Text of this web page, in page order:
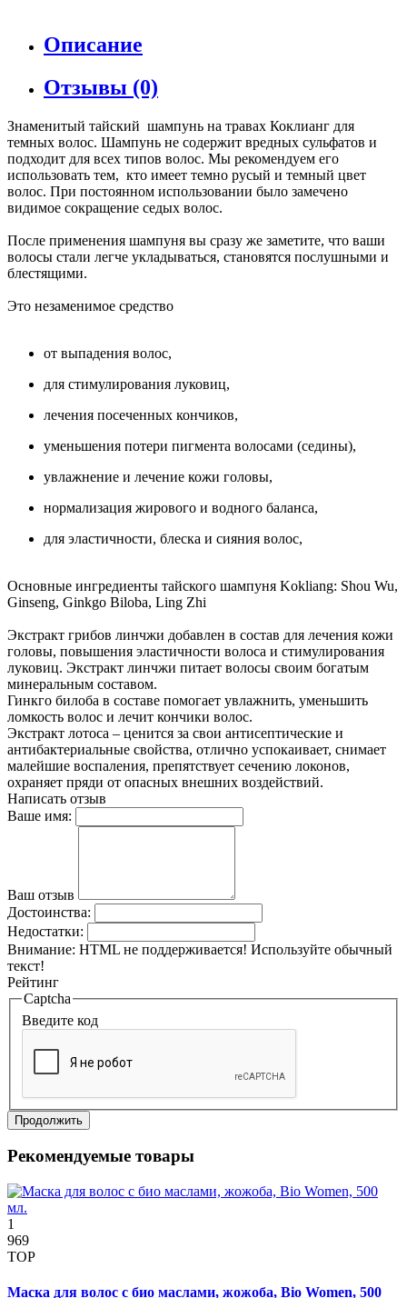
Описание
Отзывы (0)
Знаменитый тайский шампунь на травах Коклианг для
темных волос. Шампунь не содержит вредных сульфатов и
подходит для всех типов волос. Мы рекомендуем его
использовать тем, кто имеет темно русый и темный цвет
волос. При постоянном использовании было замечено
видимое сокращение седых волос.
После применения шампуня вы сразу же заметите, что ваши
волосы стали легче укладываться, становятся послушными и
блестящими.
Это незаменимое средство
от выпадения волос,
для стимулирования луковиц,
лечения посеченных кончиков,
уменьшения потери пигмента волосами (седины),
увлажнение и лечение кожи головы,
нормализация жирового и водного баланса,
для эластичности, блеска и сияния волос,
Основные ингредиенты тайского шампуня Kokliang: Shou Wu,
Ginseng, Ginkgo Biloba, Ling Zhi
Экстракт грибов линчжи добавлен в состав для лечения кожи
головы, повышения эластичности волоса и стимулирования
луковиц. Экстракт линчжи питает волосы своим богатым
минеральным составом.
Гинкго билоба в составе помогает увлажнить, уменьшить
ломкость волос и лечит кончики волос.
Экстракт лотоса – ценится за свои антисептические и
антибактериальные свойства, отлично успокаивает, снимает
малейшие воспаления, препятствует сечению локонов,
охраняет пряди от опасных внешних воздействий.
Написать отзыв
Ваше имя:
Ваш отзыв
Достоинства:
Недостатки:
Внимание: HTML не поддерживается! Используйте обычный
текст!
Рейтинг
Captcha
Введите код
Продолжить
Рекомендуемые товары
1
969
TOP
Маска для волос с био маслами, жожоба, Bio Women, 500